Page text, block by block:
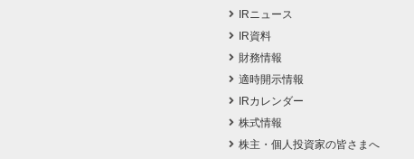
IRニュース
IR資料
財務情報
適時開示情報
IRカレンダー
株式情報
株主・個人投資家の皆さまへ